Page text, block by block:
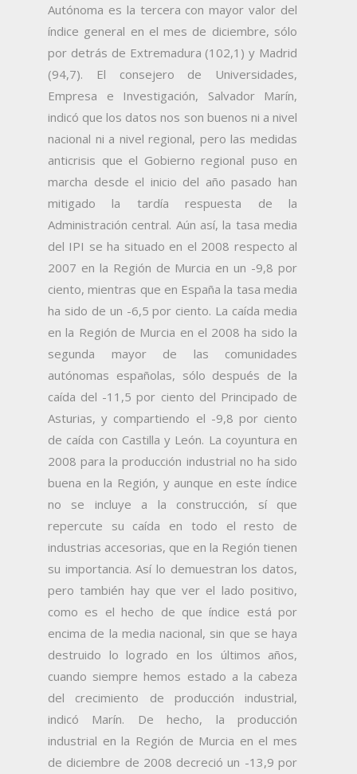
Autónoma es la tercera con mayor valor del
índice general en el mes de diciembre, sólo
por detrás de Extremadura (102,1) y Madrid
(94,7).
El consejero de Universidades,
Empresa e Investigación, Salvador Marín,
indicó que los datos nos son buenos ni a nivel
nacional ni a nivel regional, pero las medidas
anticrisis que el Gobierno regional puso en
marcha desde el inicio del año pasado han
mitigado la tardía respuesta de la
Administración central. Aún así, la tasa media
del IPI se ha situado en el 2008 respecto al
2007 en la Región de Murcia en un -9,8 por
ciento, mientras que en España la tasa media
ha sido de un -6,5 por ciento. La caída media
en la Región de Murcia en el 2008 ha sido la
segunda mayor de las comunidades
autónomas españolas, sólo después de la
caída del -11,5 por ciento del Principado de
Asturias, y compartiendo el -9,8 por ciento
de caída con Castilla y León. La coyuntura en
2008 para la producción industrial no ha sido
buena en la Región, y aunque en este índice
no se incluye a la construcción, sí que
repercute su caída en todo el resto de
industrias accesorias, que en la Región tienen
su importancia. Así lo demuestran los datos,
pero también hay que ver el lado positivo,
como es el hecho de que índice está por
encima de la media nacional, sin que se haya
destruido lo logrado en los últimos años,
cuando siempre hemos estado a la cabeza
del crecimiento de producción industrial,
indicó Marín. De hecho, la producción
industrial en la Región de Murcia en el mes
de diciembre de 2008 decreció un -13,9 por